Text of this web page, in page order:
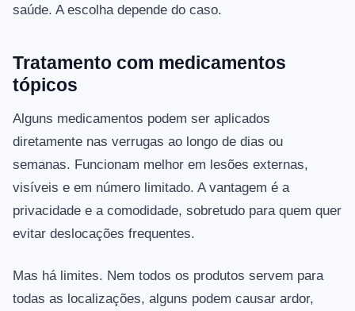
saúde. A escolha depende do caso.
Tratamento com medicamentos
tópicos
Alguns medicamentos podem ser aplicados
diretamente nas verrugas ao longo de dias ou
semanas. Funcionam melhor em lesões externas,
visíveis e em número limitado. A vantagem é a
privacidade e a comodidade, sobretudo para quem quer
evitar deslocações frequentes.
Mas há limites. Nem todos os produtos servem para
todas as localizações, alguns podem causar ardor,